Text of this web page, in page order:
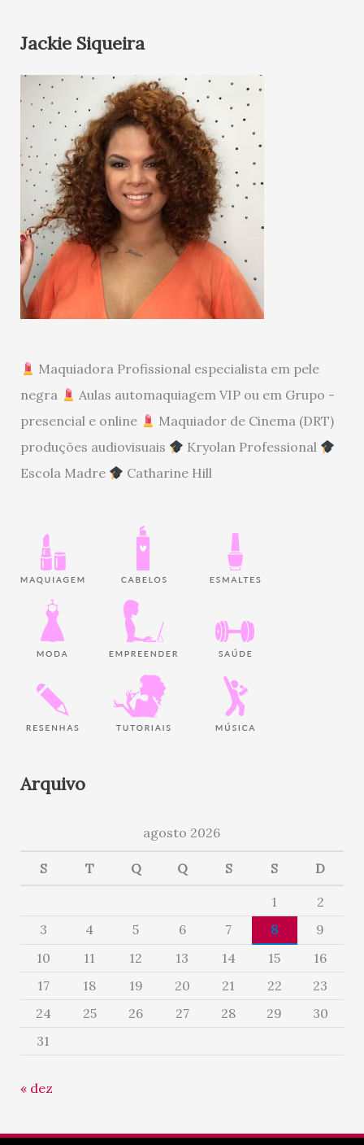
Jackie Siqueira
Maquiadora Profissional especialista em pele
negra
Aulas automaquiagem VIP ou em Grupo -
presencial e online
Maquiador de Cinema (DRT)
produções audiovisuais
Kryolan Professional
Escola Madre
Catharine Hill
Arquivo
agosto 2026
S T Q Q S S D
1
2
3
4 5 6 7 8
9
10
11 12 13 14 15
16
17
18 19 20 21 22
23
24
25 26 27 28 29
30
31
« dez